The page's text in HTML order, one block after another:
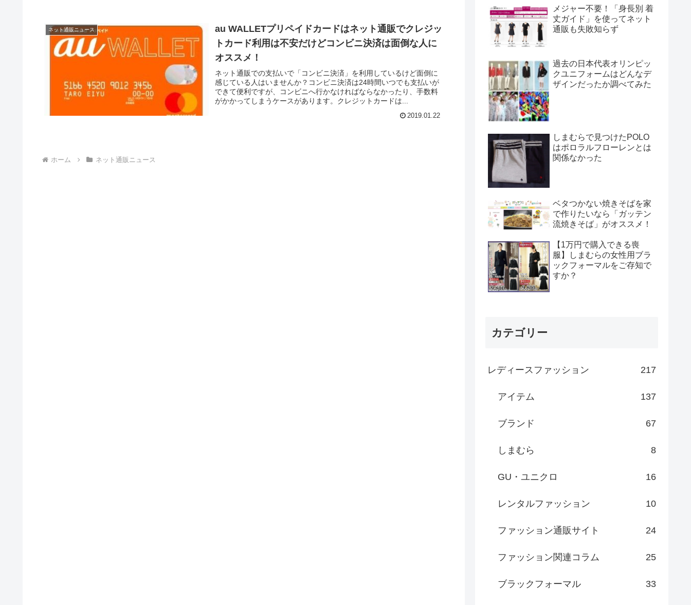
ネット通販ニュース
au WALLETプリペイドカードはネット通販でクレジッ
トカード利用は不安だけどコンビニ決済は面倒な人に
オススメ！
ネット通販での支払いで「コンビニ決済」を利用しているけど面倒に
感じている人はいませんか？コンビニ決済は24時間いつでも支払いが
できて便利ですが、コンビニへ行かなければならなかったり、手数料
がかかってしまうケースがあります。クレジットカードは...
2019.01.22
ホーム ネット通販ニュース
メジャー不要！「身長別 着
丈ガイド」を使ってネット
通販も失敗知らず
過去の日本代表オリンピッ
クユニフォームはどんなデ
ザインだったか調べてみた
しまむらで見つけたPOLO
はポロラルフローレンとは
関係なかった
ベタつかない焼きそばを家
で作りたいなら「ガッテン
流焼きそば」がオススメ！
【1万円で購入できる喪
服】しまむらの女性用ブラ
ックフォーマルをご存知で
すか？
カテゴリー
レディースファッション 217
アイテム 137
ブランド 67
しまむら 8
GU・ユニクロ 16
レンタルファッション 10
ファッション通販サイト 24
ファッション関連コラム 25
ブラックフォーマル 33